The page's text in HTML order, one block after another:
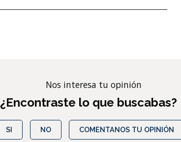
Nos interesa tu opinión
¿Encontraste lo que buscabas?
SI NO COMENTANOS TU OPINIÓN